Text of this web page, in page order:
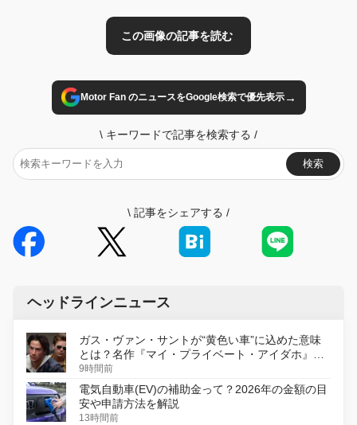
Motor Fan のニュースをGoogle検索で優先表示→
\ キーワードで記事を検索する /
検索
\ 記事をシェアする /
ヘッドラインニュース
ガス・ヴァン・サントが“黄色い車”に込めた意味
とは？名作『マイ・プライベート・アイダホ』が
初のデジタルリマスター版で復活
9時間前
電気自動車(EV)の補助金って？2026年の金額の目
安や申請方法を解説
13時間前